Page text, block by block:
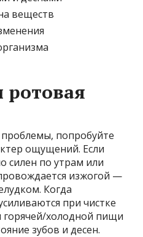
веществ
попробуйте
ощущений. Если
силен по утрам или
изжогой —
Когда
при чистке
горячей/холодной пищи
зубов и десен.